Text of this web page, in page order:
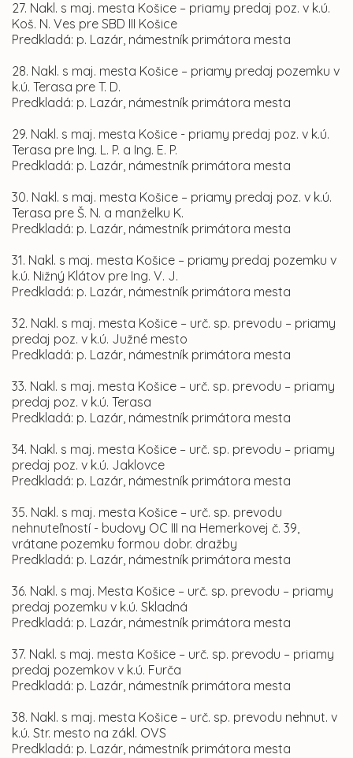
27. Nakl. s maj. mesta Košice – priamy predaj poz. v k.ú.
Koš. N. Ves pre SBD III Košice
Predkladá: p. Lazár, námestník primátora mesta
28. Nakl. s maj. mesta Košice – priamy predaj pozemku v
k.ú. Terasa pre T. D.
Predkladá: p. Lazár, námestník primátora mesta
29. Nakl. s maj. mesta Košice - priamy predaj poz. v k.ú.
Terasa pre Ing. L. P. a Ing. E. P.
Predkladá: p. Lazár, námestník primátora mesta
30. Nakl. s maj. mesta Košice – priamy predaj poz. v k.ú.
Terasa pre Š. N. a manželku K.
Predkladá: p. Lazár, námestník primátora mesta
31. Nakl. s maj. mesta Košice – priamy predaj pozemku v
k.ú. Nižný Klátov pre Ing. V. J.
Predkladá: p. Lazár, námestník primátora mesta
32. Nakl. s maj. mesta Košice – urč. sp. prevodu – priamy
predaj poz. v k.ú. Južné mesto
Predkladá: p. Lazár, námestník primátora mesta
33. Nakl. s maj. mesta Košice – urč. sp. prevodu – priamy
predaj poz. v k.ú. Terasa
Predkladá: p. Lazár, námestník primátora mesta
34. Nakl. s maj. mesta Košice – urč. sp. prevodu – priamy
predaj poz. v k.ú. Jaklovce
Predkladá: p. Lazár, námestník primátora mesta
35. Nakl. s maj. mesta Košice – urč. sp. prevodu
nehnuteľností - budovy OC III na Hemerkovej č. 39,
vrátane pozemku formou dobr. dražby
Predkladá: p. Lazár, námestník primátora mesta
36. Nakl. s maj. Mesta Košice – urč. sp. prevodu – priamy
predaj pozemku v k.ú. Skladná
Predkladá: p. Lazár, námestník primátora mesta
37. Nakl. s maj. mesta Košice – urč. sp. prevodu – priamy
predaj pozemkov v k.ú. Furča
Predkladá: p. Lazár, námestník primátora mesta
38. Nakl. s maj. mesta Košice – urč. sp. prevodu nehnut. v
k.ú. Str. mesto na zákl. OVS
Predkladá: p. Lazár, námestník primátora mesta